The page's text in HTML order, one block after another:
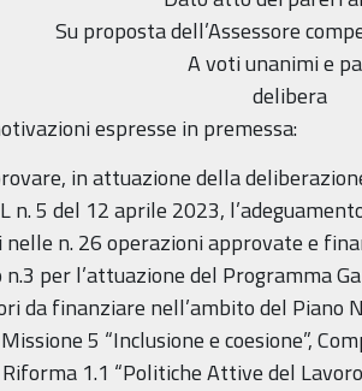
Su proposta dell’Assessore
A voti unanimi e
delibera
espresse in premessa:
in attuazione della
n. 5 del 12 aprile 2023,
n. 26 operazioni approvate e
n.3 per l’attuazione del Programma
da finanziare nell’ambito del Piano
5 “Inclusione e coesione”,
Riforma 1.1 “Politiche Attive del